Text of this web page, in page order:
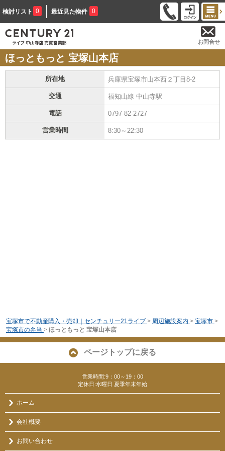
検討リスト 0 最近見た物件 0
お問合せ
ほっともっと 宝塚山本店
所在地 兵庫県宝塚市山本西２丁目8-2
交通 福知山線 中山寺駅
電話 0797-82-2727
営業時間 8:30～22:30
宝塚市で不動産購入・売却｜センチュリー21ライブ > 周辺施設案内 > 宝塚市 >
宝塚市の弁当 > ほっともっと 宝塚山本店
ページトップに戻る
営業時間:9：00～19：00
定休日:水曜日 夏季年末年始
ホーム
会社概要
お問い合わせ